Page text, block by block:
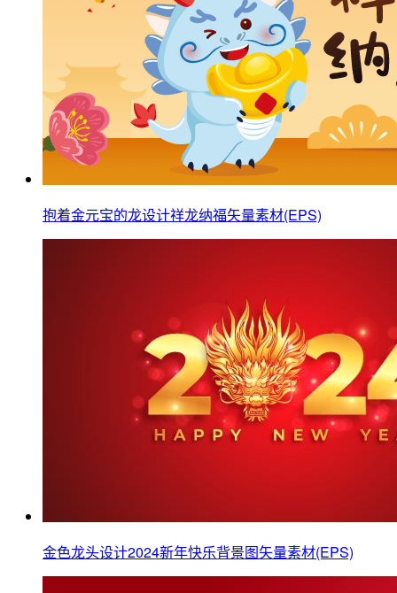
抱着金元宝的龙设计祥龙纳福矢量素材(EPS)
金色龙头设计2024新年快乐背景图矢量素材(EPS)